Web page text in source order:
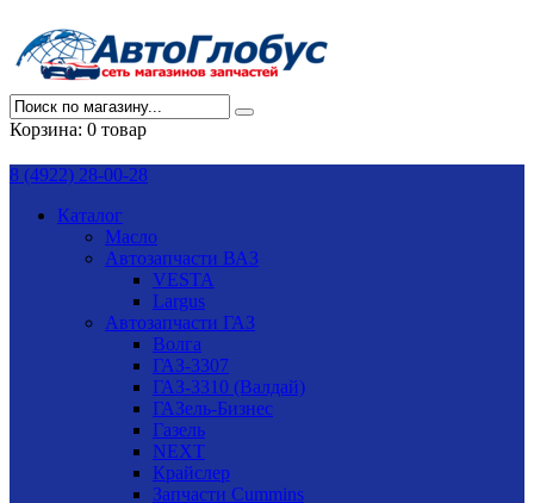
Корзина: 0 товар
8 (4922) 28-00-28
Каталог
Масло
Автозапчасти ВАЗ
VESTA
Largus
Автозапчасти ГАЗ
Волга
ГАЗ-3307
ГАЗ-3310 (Валдай)
ГАЗель-Бизнес
Газель
NEXT
Крайслер
Запчасти Cummins